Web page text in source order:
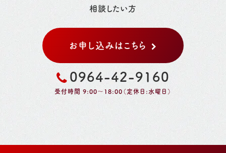
相談したい方
お申し込みはこちら
0964-42-9160
受付時間 9:00～18:00（定休日:水曜日）